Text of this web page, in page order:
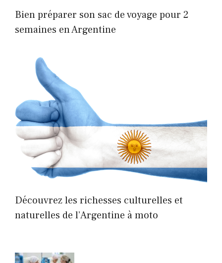
Bien préparer son sac de voyage pour 2
semaines en Argentine
Découvrez les richesses culturelles et
naturelles de l’Argentine à moto